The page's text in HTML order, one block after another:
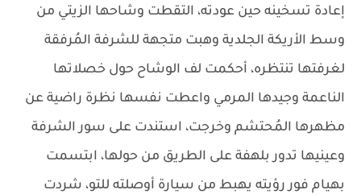
إعادة تسخينه حين عودته، التقطت وشاحها الزيتي من
وسط الأريكة الجلدية وهبت متجهة للشرفة المُرفقة
لغرفتها تنتظره، أحكمت لف الوشاح حول خصلاتها
الناعمة وجيدها المرمي واعطت نفسها نظرة راضية عن
مظهرها المُحتشم وخرجت، استندت على سور الشرفة
وعينيها تدور بلهفة على الطريق من حولها، ابتسمت
بهيام فور رؤيته يهبط من سيارة أوصلته للتو، شردت